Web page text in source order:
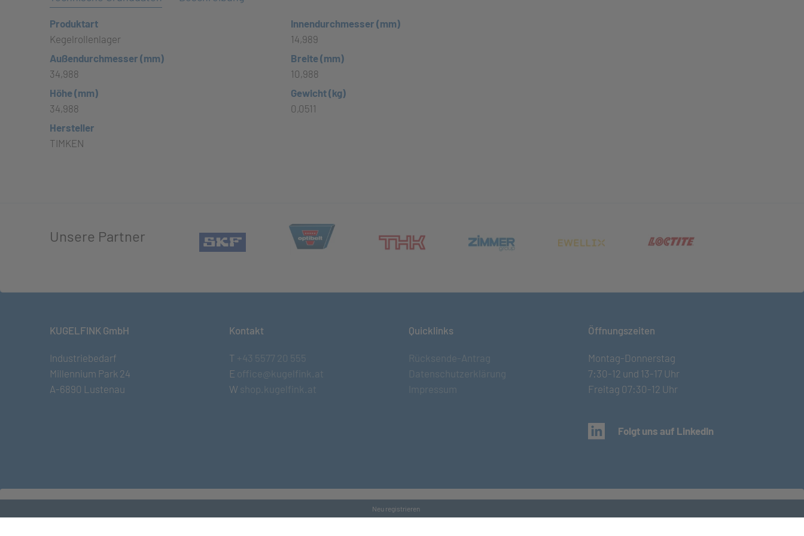
Produktart
Kegelrollenlager
Innendurchmesser (mm)
14,989
Außendurchmesser (mm)
34,988
Breite (mm)
10,988
Höhe (mm)
34,988
Gewicht (kg)
0,0511
Hersteller
TIMKEN
Unsere Partner (öffnet in neuem Tab)
(öffnet in neuem Tab)(öffnet in neuem Tab)(öffnet in neuem Tab)(öffnet in neuem Tab)
KUGELFINK GmbH
Industriebedarf
Millennium Park 24
A-6890 Lustenau
Kontakt
T +43 5577 20 555
E office@kugelfink.at
W shop.kugelfink.at
Quicklinks
Rücksende-Antrag
Datenschutzerklärung
Impressum
Öffnungszeiten
Montag-Donnerstag
7:30-12 und 13-17 Uhr
Freitag 07:30-12 Uhr
(öffnet in neuem Tab)
Folgt uns auf LinkedIn
Datenschutz•
Neu registrieren